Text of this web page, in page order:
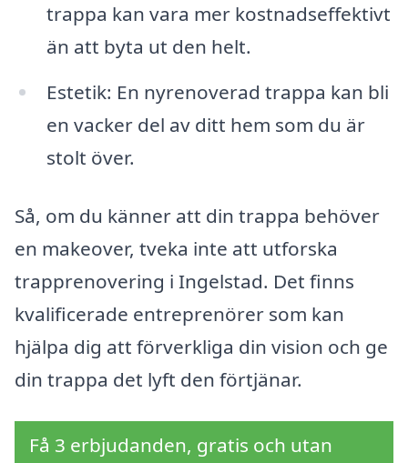
trappa kan vara mer kostnadseffektivt
än att byta ut den helt.
Estetik: En nyrenoverad trappa kan bli
en vacker del av ditt hem som du är
stolt över.
Så, om du känner att din trappa behöver
en makeover, tveka inte att utforska
trapprenovering i Ingelstad. Det finns
kvalificerade entreprenörer som kan
hjälpa dig att förverkliga din vision och ge
din trappa det lyft den förtjänar.
Få 3 erbjudanden, gratis och utan